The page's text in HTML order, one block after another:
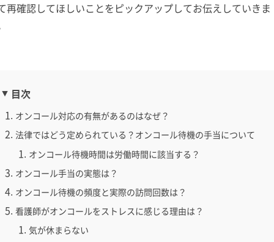
再確認してほしいことをピックアップしてお伝えしていきま
目次
オンコール対応の有無があるのはなぜ？
法律ではどう定められている？オンコール待機の手当について
オンコール待機時間は労働時間に該当する？
オンコール手当の実態は？
オンコール待機の頻度と実際の訪問回数は？
看護師がオンコールをストレスに感じる理由は？
気が休まらない